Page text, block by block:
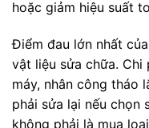
hoặc giảm hiệu suất
Điểm đau lớn nhất
vật liệu sửa chữa.
máy, nhân công tháo
phải sửa lại nếu chọn
không phải là mua